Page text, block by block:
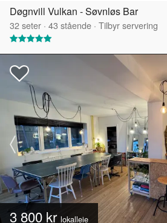
Døgnvill Vulkan - Søvnløs Bar
32seter · 43 stående · Tilbyr servering
3 800 kr lokalleie